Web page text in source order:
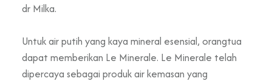
dr Milka.
Untuk air putih yang kaya mineral esensial, orangtua
dapat memberikan Le Minerale. Le Minerale telah
dipercaya sebagai produk air kemasan yang